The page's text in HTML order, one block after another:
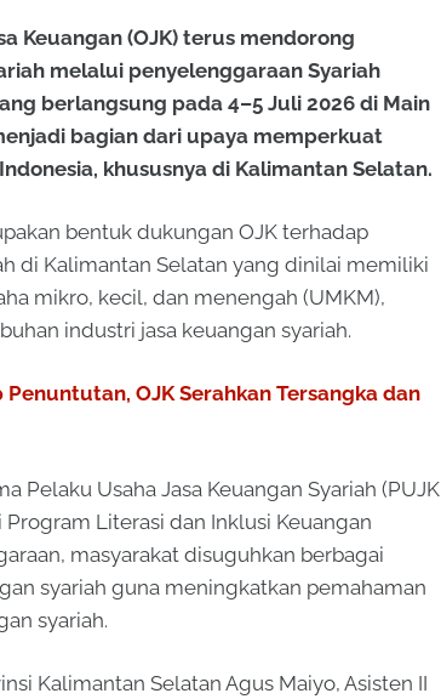
Keuangan (OJK) terus mendorong
melalui penyelenggaraan Syariah
berlangsung pada 4–5 Juli 2026 di Main
bagian dari upaya memperkuat
khususnya di Kalimantan Selatan.
bentuk dukungan OJK terhadap
di Kalimantan Selatan yang dinilai memiliki
mikro, kecil, dan menengah (UMKM),
industri jasa keuangan syariah.
Penuntutan, OJK Serahkan Tersangka dan
Pelaku Usaha Jasa Keuangan Syariah (PUJK
Literasi dan Inklusi Keuangan
masyarakat disuguhkan berbagai
syariah guna meningkatkan pemahaman
syariah.
Kalimantan Selatan Agus Maiyo, Asisten II